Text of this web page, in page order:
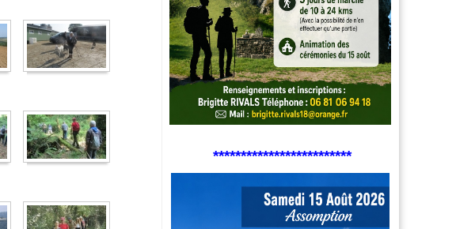
*************************